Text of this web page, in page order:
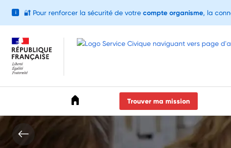
Trouver ma mission
i 🔐 Pour renforcer la sécurité de votre compte organisme, la